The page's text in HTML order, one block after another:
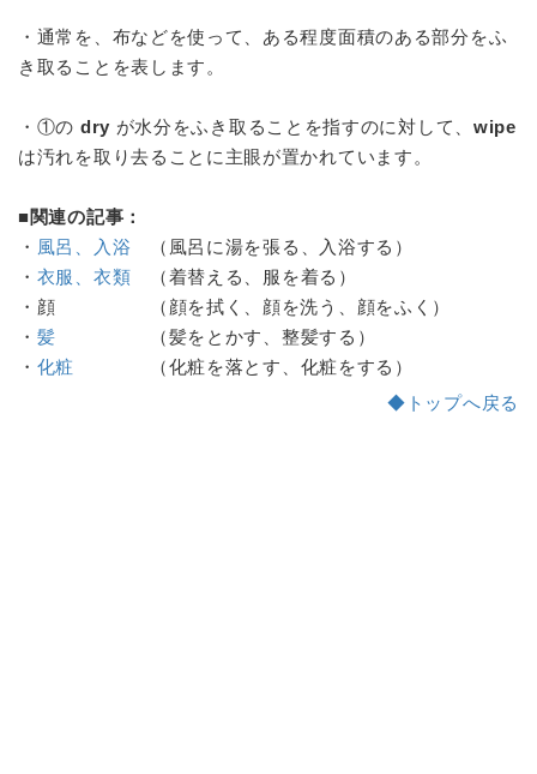
・通常を、布などを使って、ある程度面積のある部分をふ
き取ることを表します。
・①の dry が水分をふき取ることを指すのに対して、 wipe
は汚れを取り去ることに主眼が置かれています。
■関連の記事：
・ 風呂、入浴 （風呂に湯を張る、入浴する）
・ 衣服、衣類 （着替える、服を着る）
・顔 （顔を拭く、顔を洗う、顔をふく）
・ 髪 （髪をとかす、整髪する）
・ 化粧
（化粧を落とす、化粧をする）
◆トップへ戻る